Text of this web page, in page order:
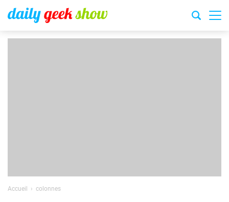
Accueil colonnes